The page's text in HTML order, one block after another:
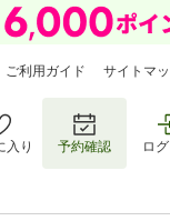
ご利用ガイド サイトマ
入り 予約確認 ロ